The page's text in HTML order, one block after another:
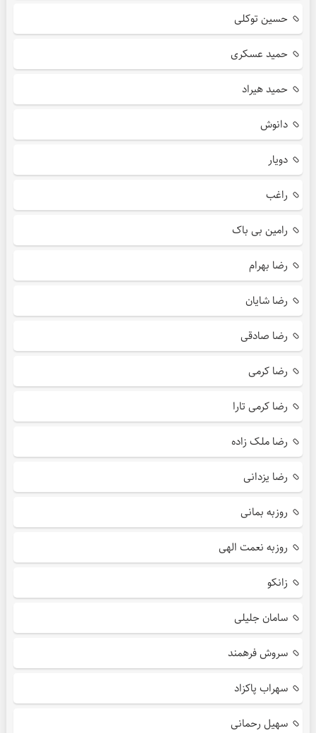
حسین توکلی
حمید عسکری
حمید هیراد
دانوش
دویار
راغب
رامین بی باک
رضا بهرام
رضا شایان
رضا صادقی
رضا کرمی
رضا کرمی تارا
رضا ملک زاده
رضا یزدانی
روزبه بمانی
روزبه نعمت الهی
زانکو
سامان جلیلی
سروش فرهمند
سهراب پاکزاد
سهیل رحمانی